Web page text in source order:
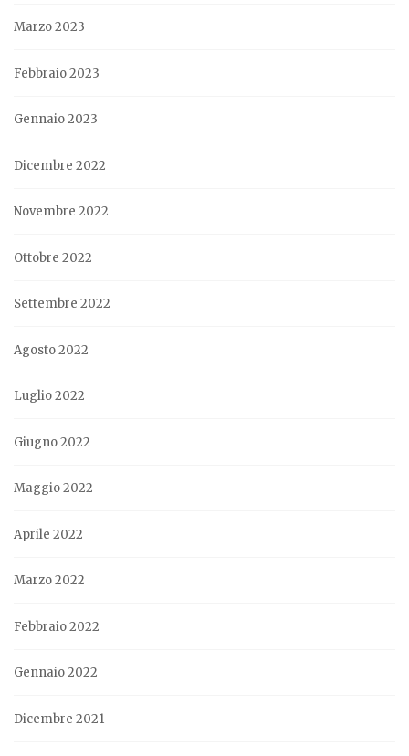
Marzo 2023
Febbraio 2023
Gennaio 2023
Dicembre 2022
Novembre 2022
Ottobre 2022
Settembre 2022
Agosto 2022
Luglio 2022
Giugno 2022
Maggio 2022
Aprile 2022
Marzo 2022
Febbraio 2022
Gennaio 2022
Dicembre 2021